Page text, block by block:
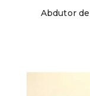
Abdutor